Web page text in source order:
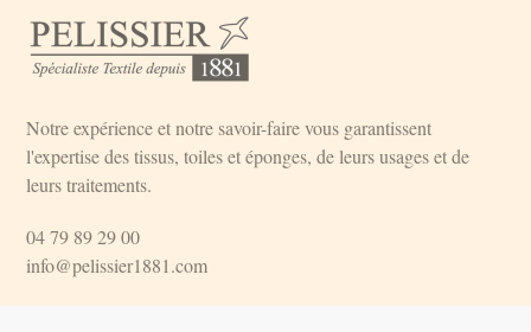
Notre expérience et notre savoir-faire vous garantissent
l'expertise des tissus, toiles et éponges, de leurs usages et de
leurs traitements.
04 79 89 29 00
info@pelissier1881.com